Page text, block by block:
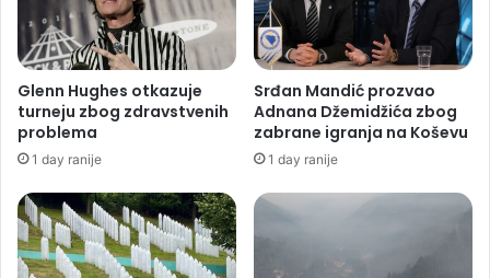
Glenn Hughes otkazuje
turneju zbog zdravstvenih
problema
1 day ranije
Srđan Mandić prozvao
Adnana Džemidžića zbog
zabrane igranja na Koševu
1 day ranije